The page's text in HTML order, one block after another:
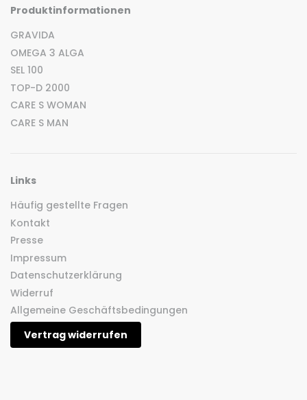
Produktinformationen
GRAVIDA
OMEGA 3 ALGA
SEL 100
TOP-D 2000
CARE S WOMAN
CARE S MAN
Links
Häufig gestellte Fragen
Kontakt
Presse
Impressum
Datenschutzerklärung
Widerruf
Allgemeine Geschäftsbedingungen
Vertrag widerrufen